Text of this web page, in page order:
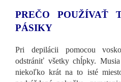
PREČO POUŽÍVAŤ
PÁSIKY
Pri depilácii pomocou
odstrániť všetky chĺpky.
niekoľko krát na to isté